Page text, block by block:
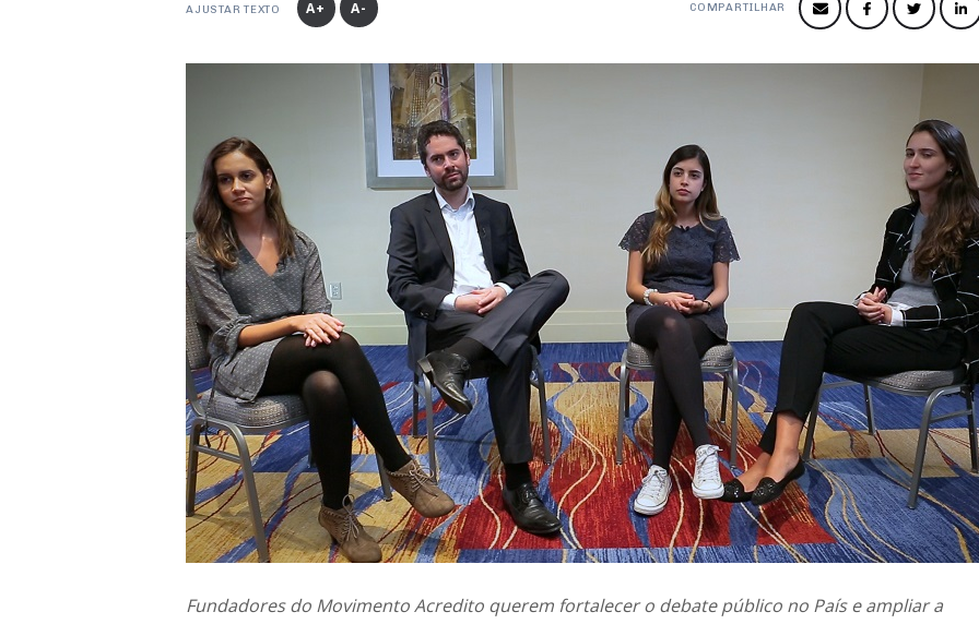
AJUSTAR TEXTO A+ A- COMPARTILHAR
Fundadores do Movimento Acredito querem fortalecer o debate público no País e ampliar a